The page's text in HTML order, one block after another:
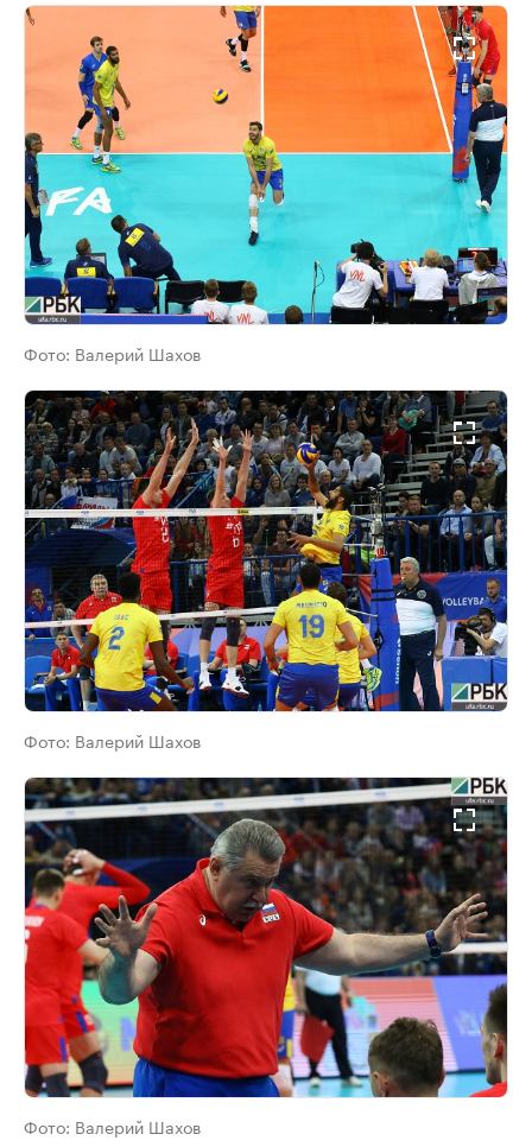
Фото: Валерий Шахов
Фото: Валерий Шахов
Фото: Валерий Шахов